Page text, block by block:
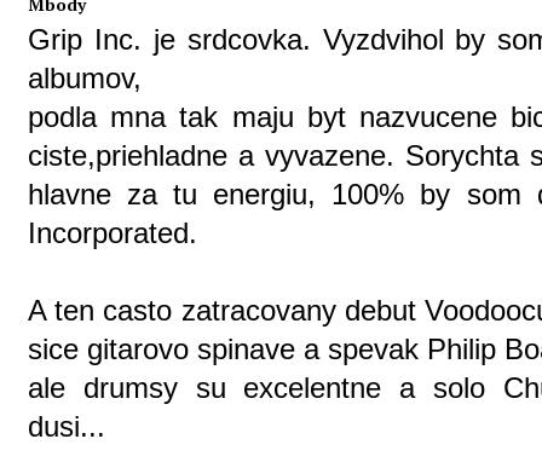
Grip Inc. je srdcovka. Vyzdvihol by
albumov,
podla mna tak maju byt nazvucene
ciste,priehladne a vyvazene. Sorychta
hlavne za tu energiu, 100% by som
Incorporated.
A ten casto zatracovany debut
sice gitarovo spinave a spevak Philip
ale drumsy su excelentne a solo
dusi...